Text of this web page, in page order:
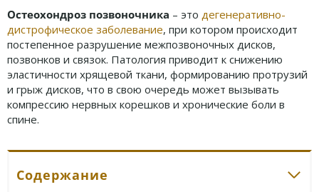
Остеохондроз позвоночника – это дегенеративно-
дистрофическое заболевание, при котором происходит
постепенное разрушение межпозвоночных дисков,
позвонков и связок. Патология приводит к снижению
эластичности хрящевой ткани, формированию протрузий
и грыж дисков, что в свою очередь может вызывать
компрессию нервных корешков и хронические боли в
спине.
Содержание